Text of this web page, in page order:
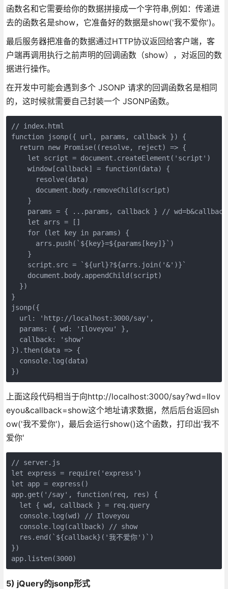
函数名和它需要给你的数据拼接成一个字符串,例如：传递进
去的函数名是show，它准备好的数据是show('我不爱你')。
最后服务器把准备的数据通过HTTP协议返回给客户端，客
户端再调用执行之前声明的回调函数（show），对返回的数
据进行操作。
在开发中可能会遇到多个 JSONP 请求的回调函数名是相同
的，这时候就需要自己封装一个 JSONP函数。
// index.html
function jsonp({ url, params, callback }) {
  return new Promise((resolve, reject) => {
    let script = document.createElement('script')
    window[callback] = function(data) {
      resolve(data)
      document.body.removeChild(script)
    }
params = { ...params, callback } //
    let arrs = []
    for (let key in params) {
      arrs.push(`${key}=${params[key]}`)
    }
    script.src = `${url}?${arrs.join('&')}`
    document.body.appendChild(script)
  })
}
jsonp({
  url: 'http://localhost:3000/say',
  params: { wd: 'Iloveyou' },
  callback: 'show'
}).then(data => {
  console.log(data)
上面这段代码相当于向http://localhost:3000/say?wd=Ilov
eyou&callback=show这个地址请求数据，然后后台返回sh
ow('我不爱你')，最后会运行show()这个函数，打印出'我不
爱你'
// server.js
let express = require('express')
let app = express()
app.get('/say', function(req, res) {
  let { wd, callback } = req.query
  console.log(wd) // Iloveyou
  console.log(callback) // show
  res.end(`${callback}('我不爱你')`)
})
5) jQuery的jsonp形式